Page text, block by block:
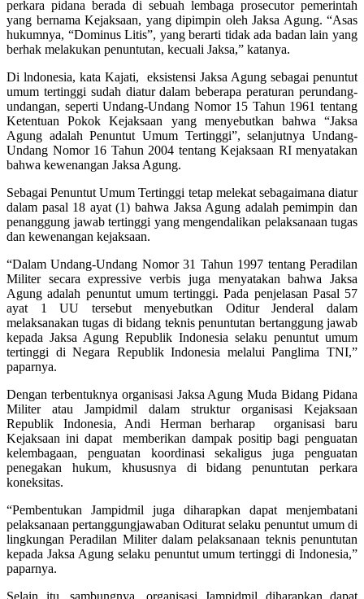
perkara pidana berada di sebuah lembaga prosecutor pemerintah
yang bernama Kejaksaan, yang dipimpin oleh Jaksa Agung. “Asas
hukumnya, “Dominus Litis”, yang berarti tidak ada badan lain yang
berhak melakukan penuntutan, kecuali Jaksa,” katanya.
Di lndonesia, kata Kajati, eksistensi Jaksa Agung sebagai penuntut
umum tertinggi sudah diatur dalam beberapa peraturan perundang-
undangan, seperti Undang-Undang Nomor 15 Tahun 1961 tentang
Ketentuan Pokok Kejaksaan yang menyebutkan bahwa “Jaksa
Agung adalah Penuntut Umum Tertinggi”, selanjutnya Undang-
Undang Nomor 16 Tahun 2004 tentang Kejaksaan RI menyatakan
bahwa kewenangan Jaksa Agung.
Sebagai Penuntut Umum Tertinggi tetap melekat sebagaimana diatur
dalam pasal 18 ayat (1) bahwa Jaksa Agung adalah pemimpin dan
penanggung jawab tertinggi yang mengendalikan pelaksanaan tugas
dan kewenangan kejaksaan.
“Dalam Undang-Undang Nomor 31 Tahun 1997 tentang Peradilan
Militer secara expressive verbis juga menyatakan bahwa Jaksa
Agung adalah penuntut umum tertinggi. Pada penjelasan Pasal 57
ayat 1 UU tersebut menyebutkan Oditur Jenderal dalam
melaksanakan tugas di bidang teknis penuntutan bertanggung jawab
kepada Jaksa Agung Republik Indonesia selaku penuntut umum
tertinggi di Negara Republik Indonesia melalui Panglima TNI,”
paparnya.
Dengan terbentuknya organisasi Jaksa Agung Muda Bidang Pidana
Militer atau Jampidmil dalam struktur organisasi Kejaksaan
Republik Indonesia, Andi Herman berharap organisasi baru
Kejaksaan ini dapat memberikan dampak positip bagi penguatan
kelembagaan, penguatan koordinasi sekaligus juga penguatan
penegakan hukum, khususnya di bidang penuntutan perkara
koneksitas.
“Pembentukan Jampidmil juga diharapkan dapat menjembatani
pelaksanaan pertanggungjawaban Oditurat selaku penuntut umum di
lingkungan Peradilan Militer dalam pelaksanaan teknis penuntutan
kepada Jaksa Agung selaku penuntut umum tertinggi di Indonesia,”
paparnya.
Selain itu, sambungnya, organisasi Jampidmil diharapkan dapat